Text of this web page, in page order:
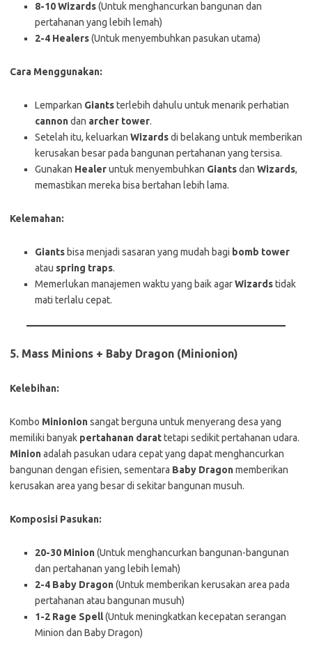
8-10 Wizards(Untuk menghancurkan bangunan dan
pertahanan yang lebih lemah)
2-4 Healers(Untuk menyembuhkan pasukan utama)
Cara Menggunakan:
Lemparkan Giantsterlebih dahulu untuk menarik perhatian
cannondan archer tower.
Setelah itu, keluarkan Wizardsdi belakang untuk memberikan
kerusakan besar pada bangunan pertahanan yang tersisa.
Gunakan Healeruntuk menyembuhkan Giantsdan Wizards,
memastikan mereka bisa bertahan lebih lama.
Kelemahan:
Giants bisa menjadi sasaran yang mudah bagi bomb tower
atau spring traps.
Memerlukan manajemen waktu yang baik agarWizardstidak
mati terlalu cepat.
5. Mass Minions + Baby Dragon (Minionion)
Kelebihan:
Kombo Minionionsangat berguna untuk menyerang desa yang
memiliki banyak pertahanan darattetapi sedikit pertahanan udara.
Minionadalah pasukan udara cepat yang dapat menghancurkan
bangunan dengan efisien, sementara Baby Dragonmemberikan
kerusakan area yang besar di sekitar bangunan musuh.
Komposisi Pasukan:
20-30 Minion(Untuk menghancurkan bangunan-bangunan
dan pertahanan yang lebih lemah)
2-4 Baby Dragon(Untuk memberikan kerusakan area pada
pertahanan atau bangunan musuh)
1-2 Rage Spell(Untuk meningkatkan kecepatan serangan
Minion dan Baby Dragon)